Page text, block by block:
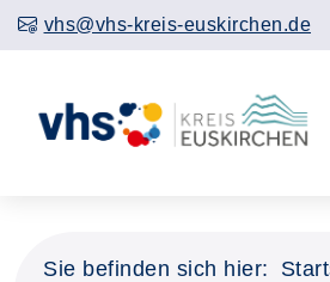
vhs@vhs-kreis-euskirchen.de
Sie befinden sich hier: